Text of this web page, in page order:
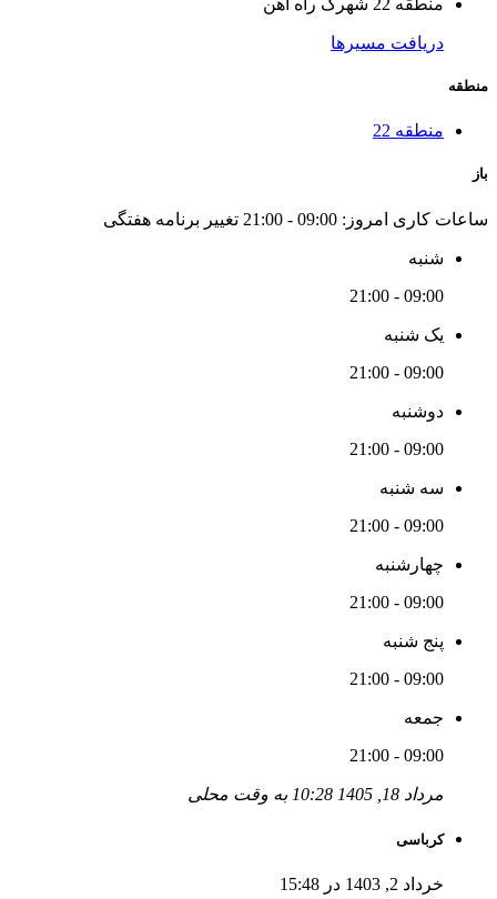
دریافت مسیرها
منطقه
منطقه 22
باز
ساعات کاری امروز: 09:00 - 21:00 تغییر برنامه هفتگی
شنبه
09:00 - 21:00
یک شنبه
09:00 - 21:00
دوشنبه
09:00 - 21:00
سه شنبه
09:00 - 21:00
چهارشنبه
09:00 - 21:00
پنج شنبه
09:00 - 21:00
جمعه
09:00 - 21:00
مرداد 18, 1405 10:28 به وقت محلی
کرباسی
خرداد 2, 1403 در 15:48